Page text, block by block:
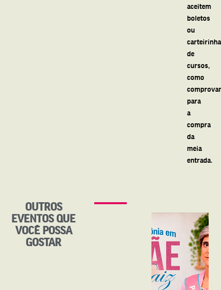
aceitem
boletos
ou
de
cursos,
como
para
a
compra
da
meia
entrada.
OUTROS
EVENTOS QUE
VOCÊ POSSA
GOSTAR